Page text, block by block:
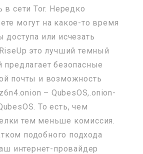
в сети Tor. Нередко
могут на какое-то время
доступа или исчезать
это лучший темный
предлагает безопасные
почты и возможность
– QubesOS,.onion-
То есть, чем
тем меньше комиссия.
подобного подхода
интернет-провайдер